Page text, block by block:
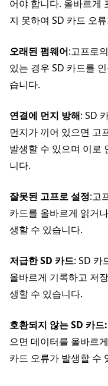
어야 합니다. 올바르게
지 못하여 SD 카드 오
오래된 펌웨어:고프로
있는 경우 SD 카드를
습니다.
연결에 먼지 방해: SD
먼지가 끼어 있으면 고
발생할 수 있으며 이로
니다.
잘못된 고프로 설정:고
카드를 올바르게 읽거
생할 수 있습니다.
저급한 SD 카드: SD 카
올바르게 기록하고 저
생할 수 있습니다.
호환되지 않는 SD 카드:
으면 데이터를 올바르
카드 오류가 발생할 수